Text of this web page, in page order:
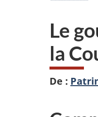
Le
la
De :